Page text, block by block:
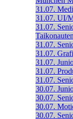
31.07.
31.07. UI/
31.07.
Taikonauten
31.07.
31.07.
31.07.
31.07.
31.07.
30.07.
30.07.
30.07.
30.07.